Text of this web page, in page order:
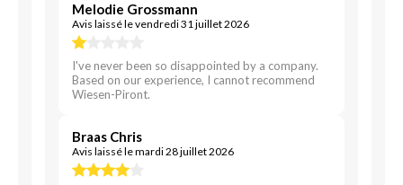
Melodie Grossmann
Avis laissé le vendredi 31 juillet 2026
I've never been so disappointed by a company.
Based on our experience, I cannot recommend
Wiesen-Piront.
Braas Chris
Avis laissé le mardi 28 juillet 2026